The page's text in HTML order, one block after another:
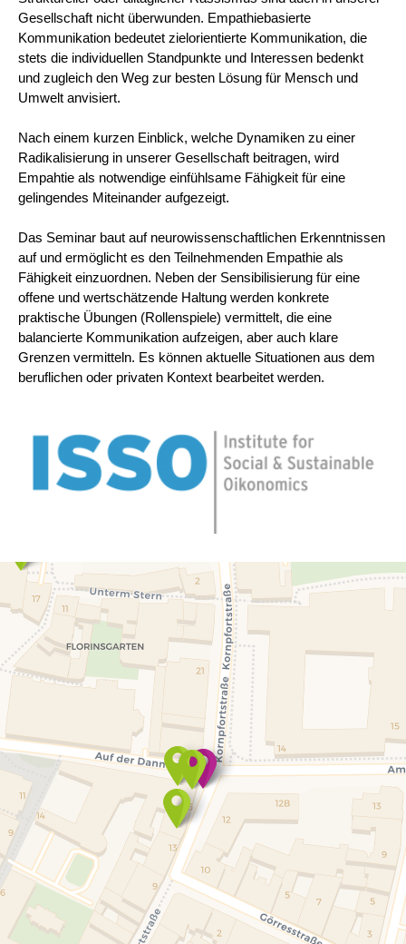
Gesellschaft nicht überwunden. Empathiebasierte
Kommunikation bedeutet zielorientierte Kommunikation, die
stets die individuellen Standpunkte und Interessen bedenkt
und zugleich den Weg zur besten Lösung für Mensch und
Umwelt anvisiert.
Nach einem kurzen Einblick, welche Dynamiken zu einer
Radikalisierung in unserer Gesellschaft beitragen, wird
Empahtie als notwendige einfühlsame Fähigkeit für eine
gelingendes Miteinander aufgezeigt.
Das Seminar baut auf neurowissenschaftlichen Erkenntnissen
auf und ermöglicht es den Teilnehmenden Empathie als
Fähigkeit einzuordnen. Neben der Sensibilisierung für eine
offene und wertschätzende Haltung werden konkrete
praktische Übungen (Rollenspiele) vermittelt, die eine
balancierte Kommunikation aufzeigen, aber auch klare
Grenzen vermitteln. Es können aktuelle Situationen aus dem